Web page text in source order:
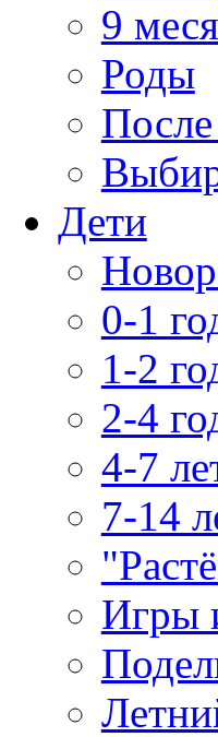
9
Роды
Дети
0-1
1-2
2-4
4-7
7-14
Игры